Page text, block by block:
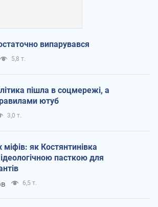
випарувався
5,8 т.
пішла в соцмережі, а
ютуб
3,0 т.
міфів: як Костянтинівка
пасткою для
6,5 т.